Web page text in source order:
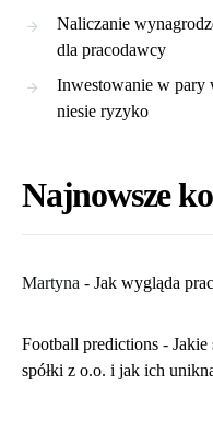
Naliczanie
dla pracodawcy
Inwestowanie w pary
niesie ryzyko
Najnowsze
Martyna - ​Jak wygląda
Football predictions - Jakie
spółki z o.o. i jak ich